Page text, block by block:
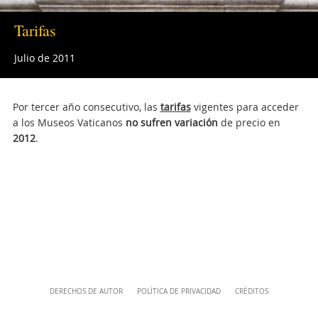
musei@scv.va
Tarifas
Julio de 2011
Por tercer año consecutivo, las tarifasvigentes para acceder
a los Museos Vaticanos no sufren variación de precio en
2012.
ContentDERECHOS DE AUTOR POLÍTICA DE PRIVACIDAD CRÉDITOS